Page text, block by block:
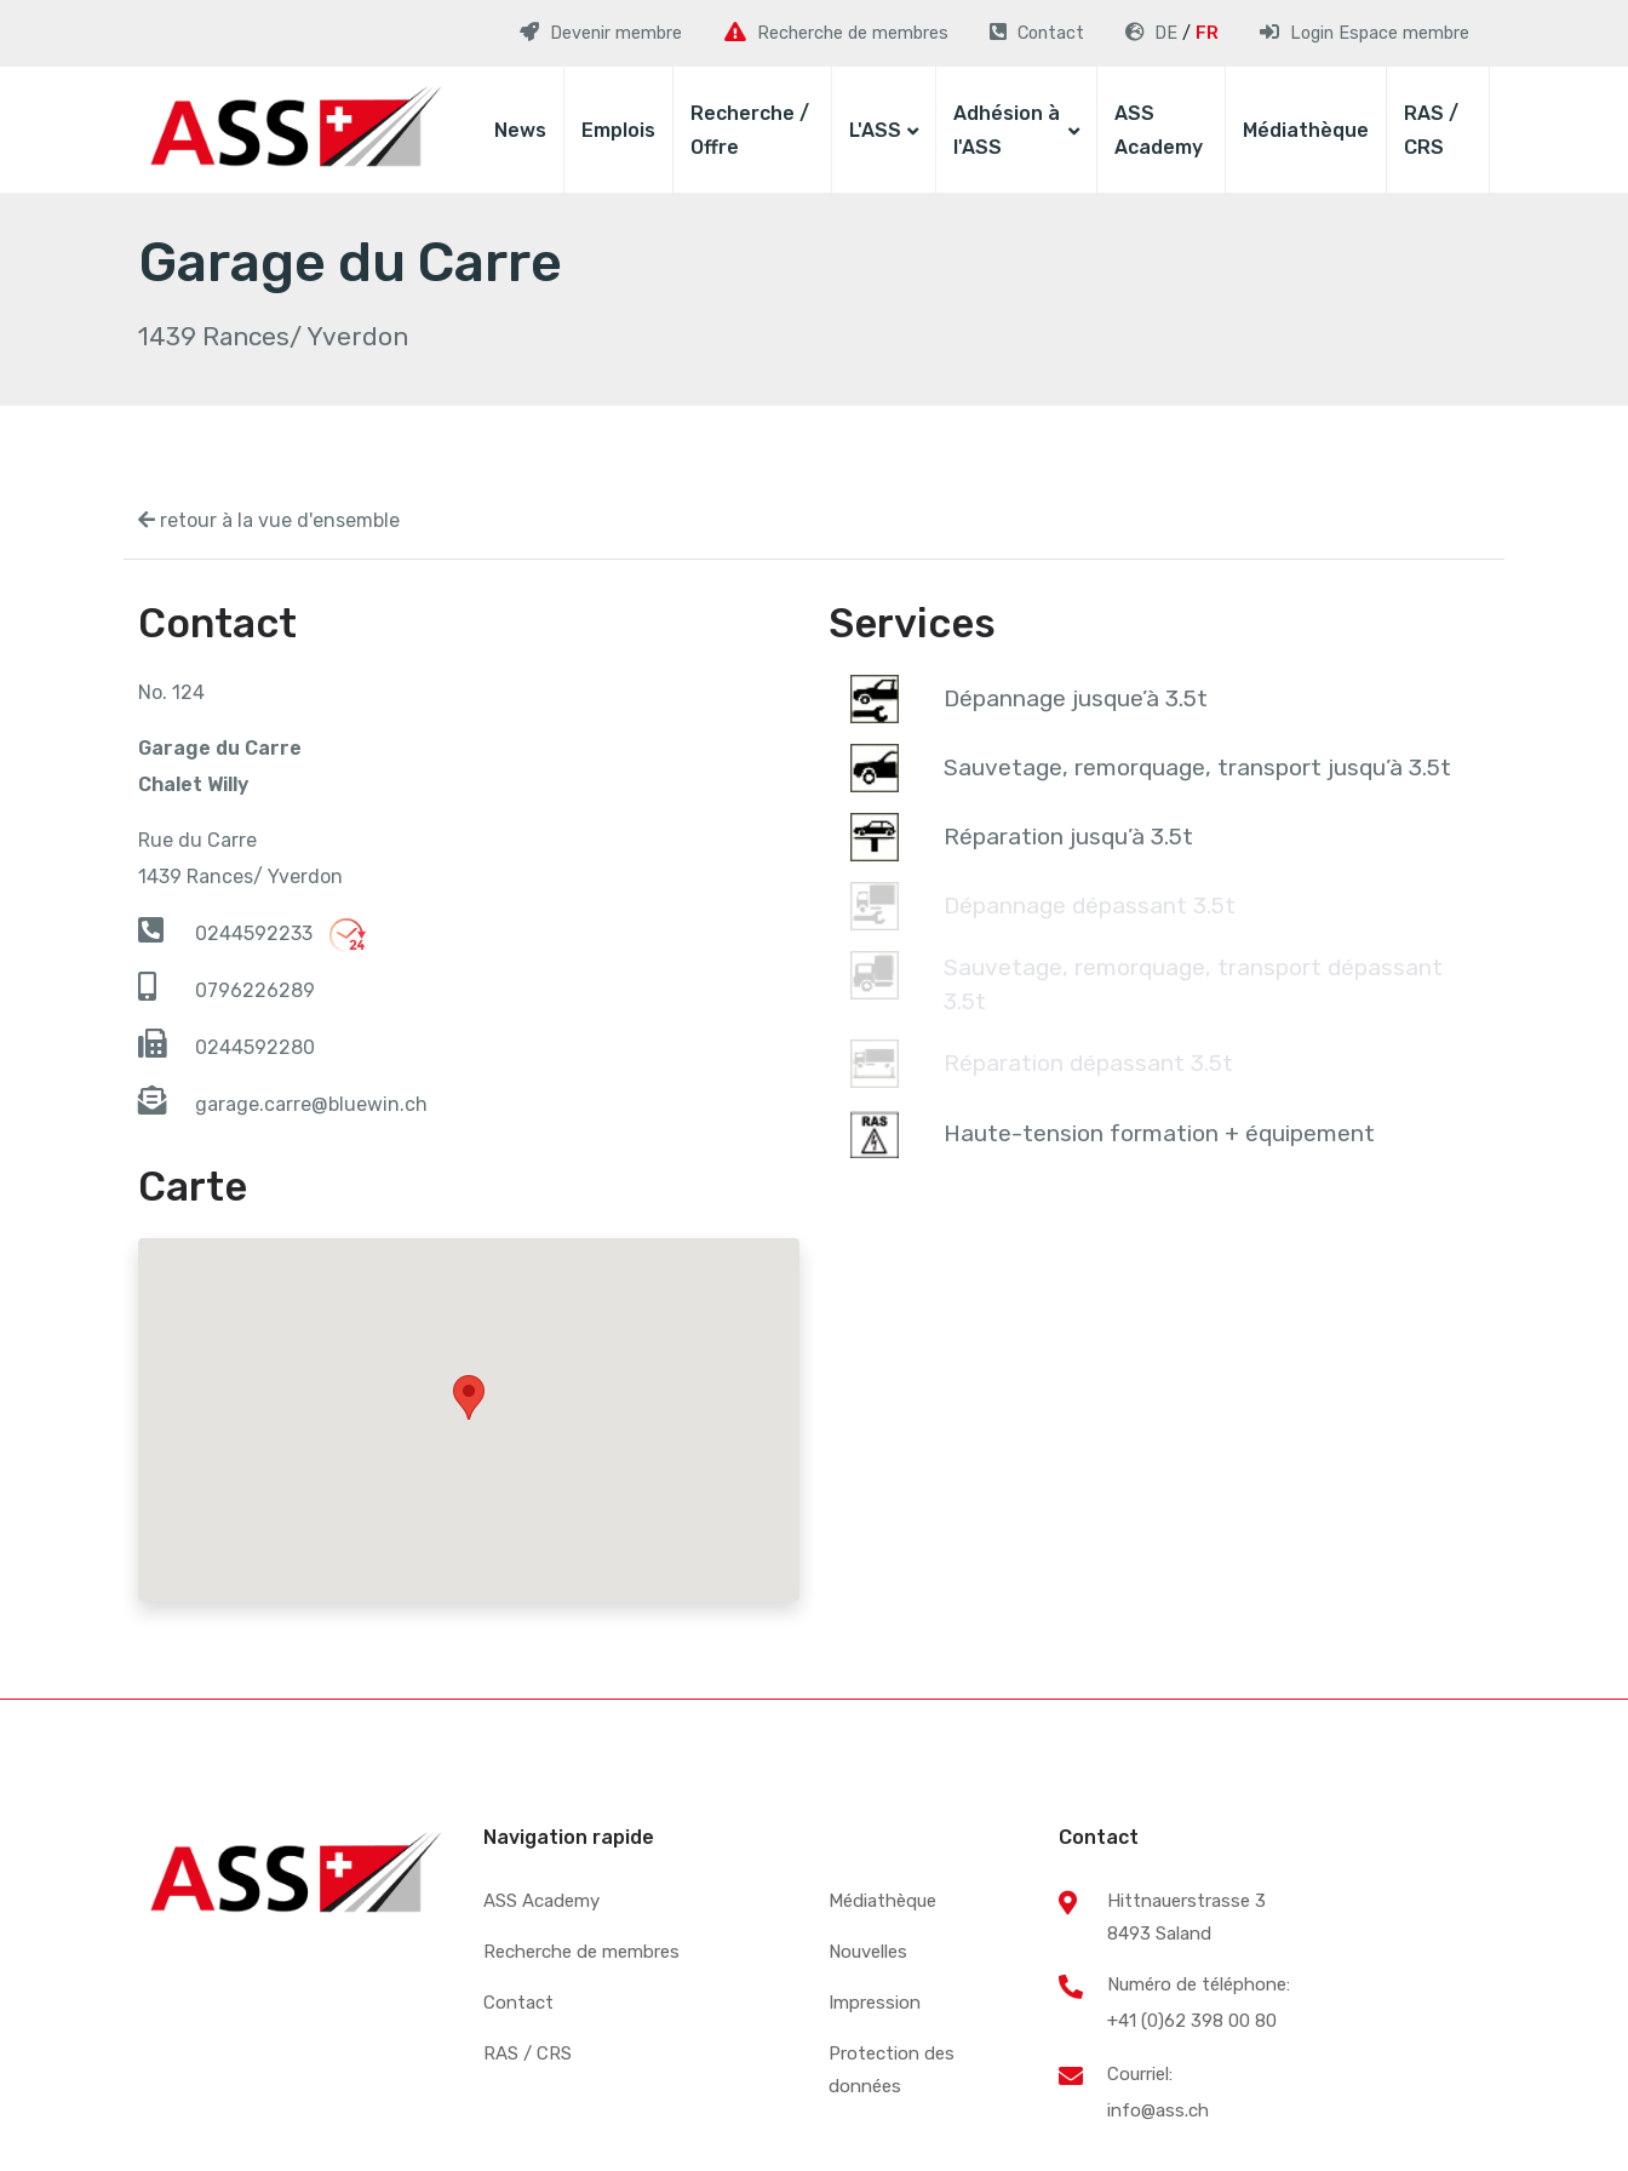
Devenir membre Recherche de membres Contact DE FR Login Espace membre
News Emplois
Recherche /
Offre
L'ASS
Adhésion à
l'ASS
ASS
Academy
Médiathèque
RAS /
CRS
Garage du Carre
1439 Rances/ Yverdon
retour à la vue d'ensemble
Contact
No. 124
Garage du Carre
Chalet Willy
Rue du Carre
1439 Rances/ Yverdon
0244592233
0796226289
0244592280
garage.carre@bluewin.ch
Carte
Services
Dépannage jusque’à 3.5t
Sauvetage, remorquage, transport jusqu’à 3.5t
Réparation jusqu’à 3.5t
Dépannage dépassant 3.5t
Sauvetage, remorquage, transport dépassant
3.5t
Réparation dépassant 3.5t
Haute-tension formation + équipement
Navigation rapide
ASS Academy
Recherche de membres
Contact
RAS / CRS
Médiathèque
Nouvelles
Impression
Protection des
données
Contact
Hittnauerstrasse 3
8493 Saland
Numéro de téléphone:
+41 (0)62 398 00 80
Courriel:
info@ass.ch